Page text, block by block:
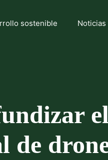
sostenible Noticias